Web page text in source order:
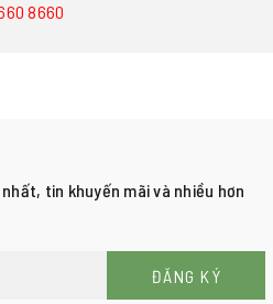
8660
tin khuyến mãi và nhiều hơn
ĐĂNG KÝ